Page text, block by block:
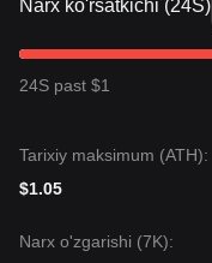
Narx ko'rsatkichi (24S)
24S past $1
Tarixiy maksimum (ATH):
$1.05
Narx o'zgarishi (7K):